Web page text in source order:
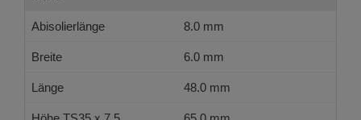
Abisolierlänge 8.0 mm
Breite 6.0 mm
Länge 48.0 mm